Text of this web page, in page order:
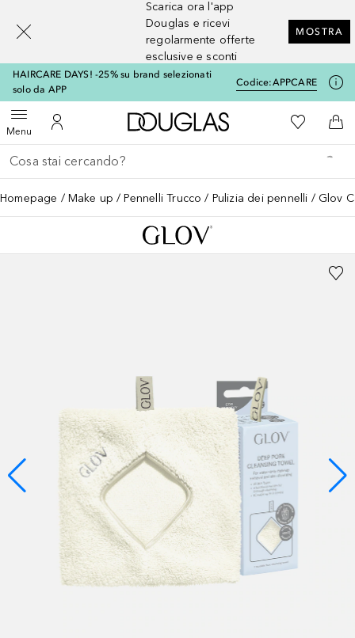
Scarica ora l'app
Douglas e ricevi
regolarmente offerte
esclusive e sconti
MOSTRA
HAIRCARE DAYS! -25% su brand selezionati
solo da APP
Codice:APPCARE
MenuApri menuAl Mio Account
A Douglas HomeAlla Mia
Al
Torna indietro
Esegui ricerca
Homepage Make up Pennelli Trucco Pulizia dei pennelli Glov
[navigation.slideout.screenreader]